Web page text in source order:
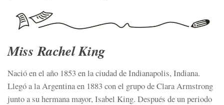
Miss Rachel King
Nació en el año 1853 en la ciudad de Indianapolis, Indiana.
Llegó a la Argentina en 1883 con el grupo de Clara Armstrong
junto a su hermana mayor, Isabel King. Después de un periodo